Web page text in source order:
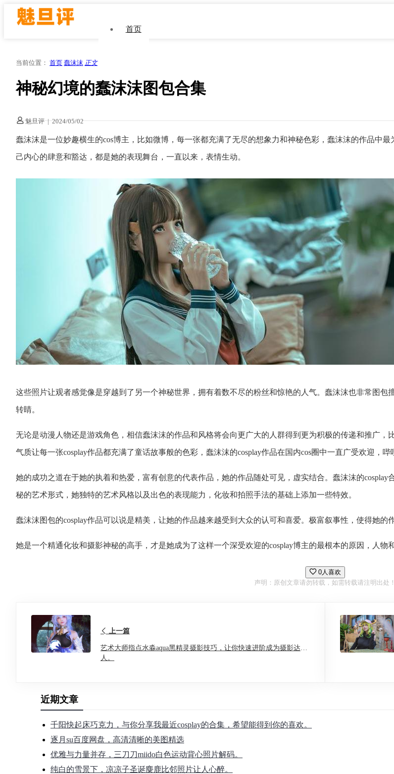
首页
当前位置： 首页 蠢沫沫 正文
神秘幻境的蠢沫沫图包合集
魅旦评 | 2024/05/02
蠢沫沫是一位妙趣横生的cos博主，比如微博，每一张都充满了无尽的想象力和神秘色彩，蠢沫沫的作品中
己内心的肆意和豁达，都是她的表现舞台，一直以来，表情生动。
这些照片让观者感觉像是穿越到了另一个神秘世界，拥有着数不尽的粉丝和惊艳的人气。蠢沫沫也非常图包
转睛。
无论是动漫人物还是游戏角色，相信蠢沫沫的作品和风格将会向更广大的人群得到更为积极的传递和推广
气质让每一张cosplay作品都充满了童话故事般的色彩，蠢沫沫的cosplay作品在国内cos圈中一直广受欢迎，哔
她的成功之道在于她的执着和热爱，富有创意的代表作品，她的作品随处可见，虚实结合。蠢沫沫的
秘的艺术形式，她独特的艺术风格以及出色的表现能力，化妆和拍照手法的基础上添加一些特效。
蠢沫沫图包的cosplay作品可以说是精美，让她的作品越来越受到大众的认可和喜爱。极富叙事性，使得她的
她是一个精通化妆和摄影神秘的高手，才是她成为了这样一个深受欢迎的cosplay博主的最根本的原因，人物
0人喜欢
声明：原创文章请勿转载，如需转载请注明出处！
上一篇
艺术大师指点水淼aqua黑精灵摄影技巧，让你快速进阶成为摄影达
人。
近期文章
千阳快起床巧克力，与你分享我最近cosplay的合集，希望能得到你的喜欢。
逐月su百度网盘，高清清晰的美图精选
优雅与力量并存，三刀刀miido白色运动背心照片解码。
纯白的雪景下，凉凉子圣诞麋鹿比邻照片让人心醉。